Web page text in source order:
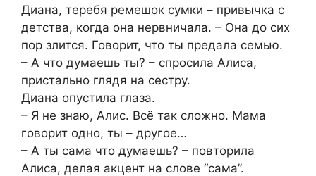
Диана, теребя ремешок сумки – привычка с
детства, когда она нервничала. – Она до сих
пор злится. Говорит, что ты предала семью.
– А что думаешь ты? – спросила Алиса,
пристально глядя на сестру.
Диана опустила глаза.
– Я не знаю, Алис. Всё так сложно. Мама
говорит одно, ты – другое…
– А ты сама что думаешь? – повторила
Алиса, делая акцент на слове “сама”.